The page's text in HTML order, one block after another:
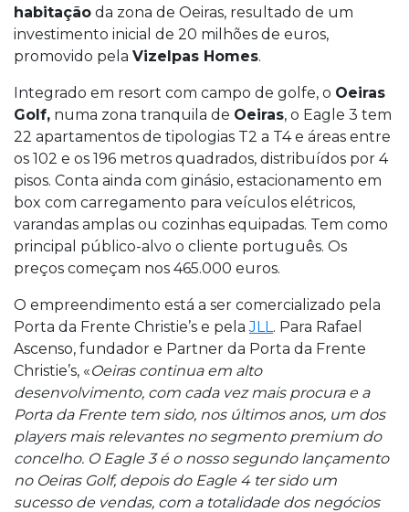
habitação da zona de Oeiras, resultado de um
investimento inicial de 20 milhões de euros,
promovido pela Vizelpas Homes.
Integrado em resort com campo de golfe, o Oeiras
Golf, numa zona tranquila de Oeiras, o Eagle 3 tem
22 apartamentos de tipologias T2 a T4 e áreas entre
os 102 e os 196 metros quadrados, distribuídos por 4
pisos. Conta ainda com ginásio, estacionamento em
box com carregamento para veículos elétricos,
varandas amplas ou cozinhas equipadas. Tem como
principal público-alvo o cliente português. Os
preços começam nos 465.000 euros.
O empreendimento está a ser comercializado pela
Porta da Frente Christie’s e pelaJLL. Para Rafael
Ascenso, fundador e Partner da Porta da Frente
Christie’s, «Oeiras continua em alto
desenvolvimento, com cada vez mais procura e a
Porta da Frente tem sido, nos últimos anos, um dos
players mais relevantes no segmento premium do
concelho. O Eagle 3 é o nosso segundo lançamento
no Oeiras Golf, depois do Eagle 4 ter sido um
sucesso de vendas, com a totalidade dos negócios